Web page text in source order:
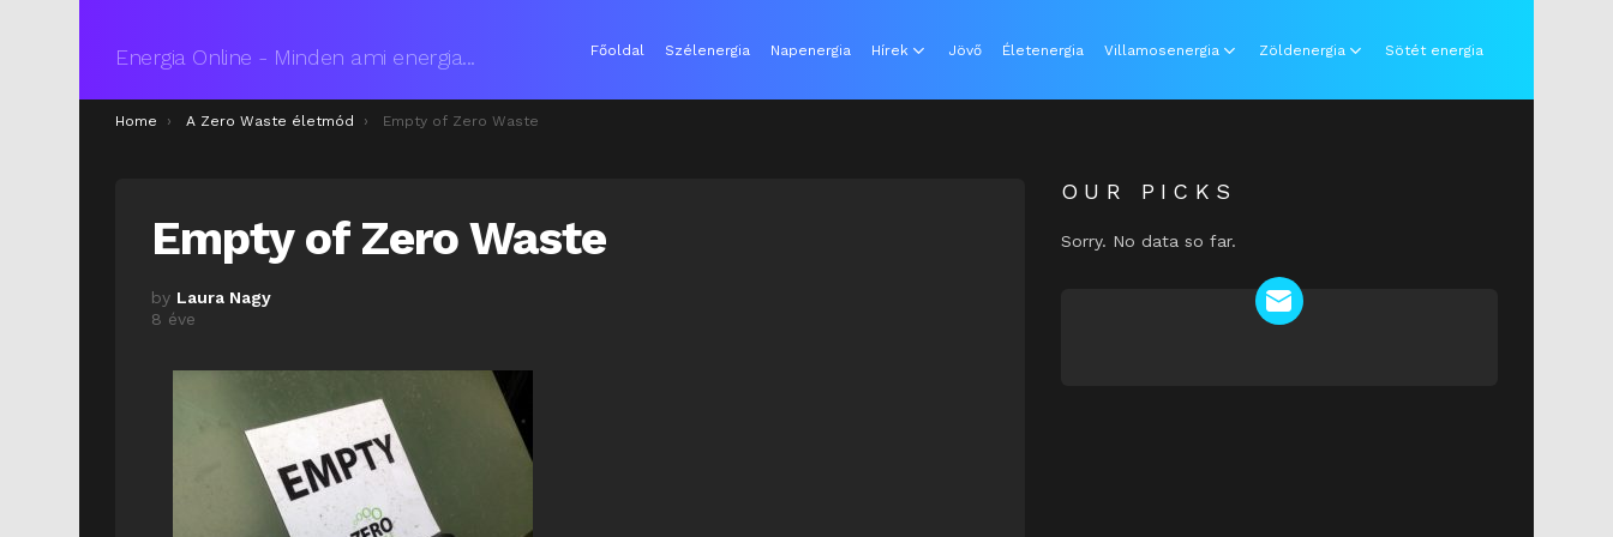
Energia Online - Minden ami energia... Főoldal Szélenergia Napenergia Hírek Jövő Életenergia Villamosenergia Zöldenergia Sötét energia
You are here:
Home A Zero Waste életmód Empty of Zero Waste
Empty of Zero Waste
by Laura Nagy
8 éve
OUR PICKS
Sorry. No data so far.